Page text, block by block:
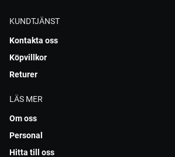
KUNDTJÄNST
Kontakta oss
Köpvillkor
Returer
LÄS MER
Om oss
Personal
Hitta till oss